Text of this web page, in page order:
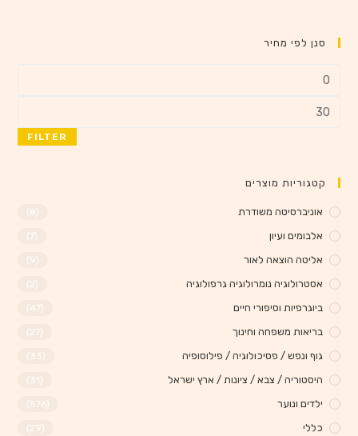
סנן לפי מחיר
FILTER
קטגוריות מוצרים
אוניברסיטה משודרת (8)
אלבומים ועיון (7)
אליטה הוצאה לאור (9)
אסטרולוגיה נומרולוגיה גרפולוגיה (2)
ביוגרפיות וסיפורי חיים (47)
בריאות משפחה וחינוך (27)
גוף ונפש / פסיכולוגיה / פילוסופיה (33)
היסטוריה / צבא / ציונות / ארץ ישראל (31)
ילדים ונוער (576)
כללי (29)